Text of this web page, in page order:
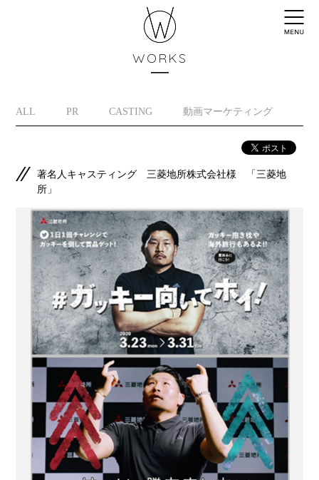
WORKS
ALL PR CASTING 動画マーケティング
著名人キャスティング 三菱地所株式会社様 「三菱地
所」